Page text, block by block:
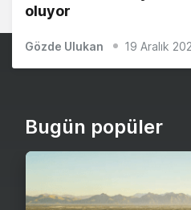
oluyor
Gözde Ulukan 19 Aralık
Bugün popüler